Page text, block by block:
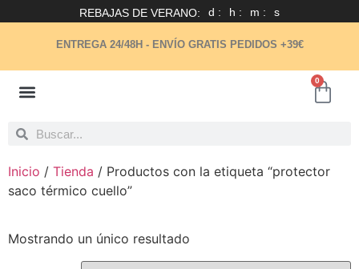
REBAJAS DE VERANO: d : h : m : s
ENTREGA 24/48H - ENVÍO GRATIS PEDIDOS +39€
0
Inicio / Tienda / Productos con la etiqueta “protector
saco térmico cuello”
Mostrando un único resultado